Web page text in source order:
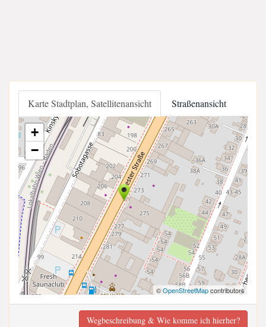
Karte Stadtplan, Satellitenansicht Straßenansicht
+
−
©OpenStreetMapcontributors
Wegbeschreibung & Wie komme ich hierher?